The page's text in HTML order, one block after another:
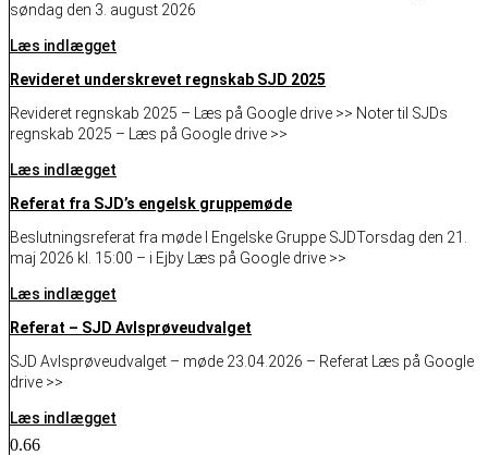
søndag den 3. august 2026
Læs indlægget
Revideret underskrevet regnskab SJD 2025
Revideret regnskab 2025 – Læs på Google drive >> Noter til SJDs
regnskab 2025 – Læs på Google drive >>
Læs indlægget
Referat fra SJD’s engelsk gruppemøde
Beslutningsreferat fra møde I Engelske Gruppe SJDTorsdag den 21.
maj 2026 kl. 15:00 – i Ejby Læs på Google drive >>
Læs indlægget
Referat – SJD Avlsprøveudvalget
SJD Avlsprøveudvalget – møde 23.04.2026 – Referat Læs på Google
drive >>
Læs indlægget